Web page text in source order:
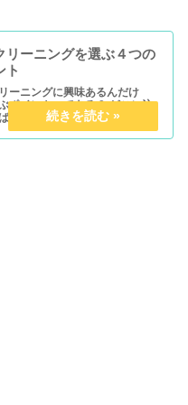
リーニングを選ぶ４つの
ト
ーニングに興味あるんだけ
ポイントってある？ どこに注
良いの？ こんな疑問にお答え
。 本記事では、『宅配クリーニ
ぶポイント』について分かり